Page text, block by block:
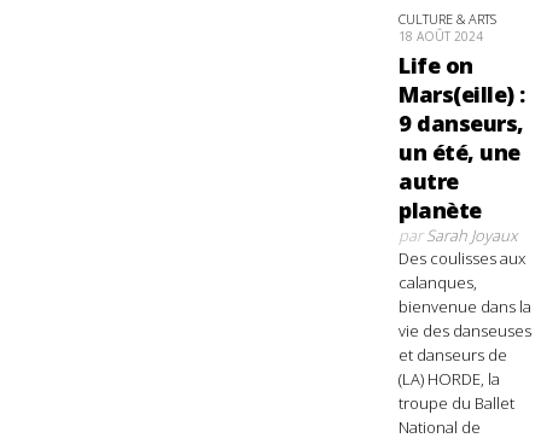
CULTURE & ARTS
18 AOÛT 2024
Life on
Mars(eille) :
9 danseurs,
un été, une
autre
planète
parSarah Joyaux
Des coulisses aux
calanques,
bienvenue dans la
vie des danseuses
et danseurs de
(LA) HORDE, la
troupe du Ballet
National de